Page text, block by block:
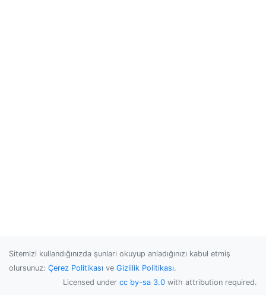
Sitemizi kullandığınızda şunları okuyup anladığınızı kabul etmiş
olursunuz: Çerez Politikası ve Gizlilik Politikası.
Licensed under cc by-sa 3.0 with attribution required.